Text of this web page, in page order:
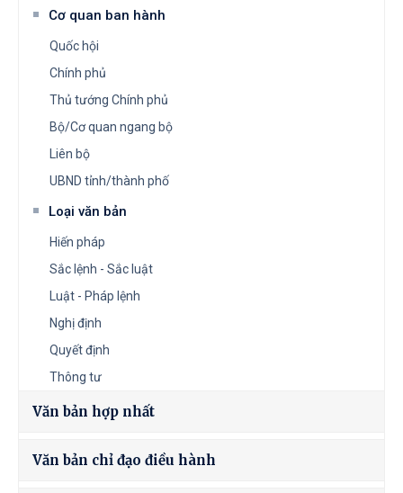
Cơ quan ban hành
Quốc hội
Chính phủ
Thủ tướng Chính phủ
Bộ/Cơ quan ngang bộ
Liên bộ
UBND tỉnh/thành phố
Loại văn bản
Hiến pháp
Sắc lệnh - Sắc luật
Luật - Pháp lệnh
Nghị định
Quyết định
Thông tư
Văn bản hợp nhất
Văn bản chỉ đạo điều hành